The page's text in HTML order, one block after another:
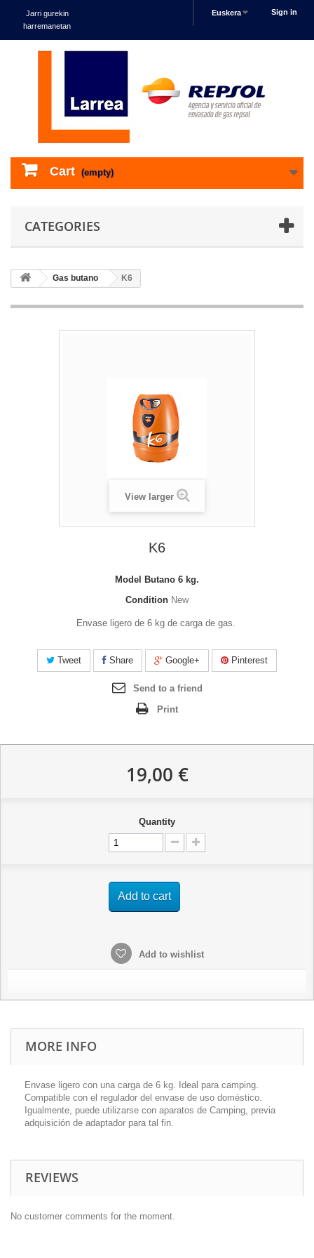
Sign in
Euskera
Jarri gurekin
harremanetan
Cart (empty)
CATEGORIES
Gas butano K6
View larger
K6
Model
Butano 6 kg.
Condition New
Envase ligero de 6 kg de carga de gas.
Tweet Share Google+ Pinterest
Send to a friend
Print
19,00 €
Quantity
Add to cart
Add to wishlist
MORE INFO
Envase ligero con una carga de 6 kg. Ideal para camping.
Compatible con el regulador del envase de uso doméstico.
Igualmente, puede utilizarse con aparatos de Camping, previa
adquisición de adaptador para tal fin.
REVIEWS
No customer comments for the moment.